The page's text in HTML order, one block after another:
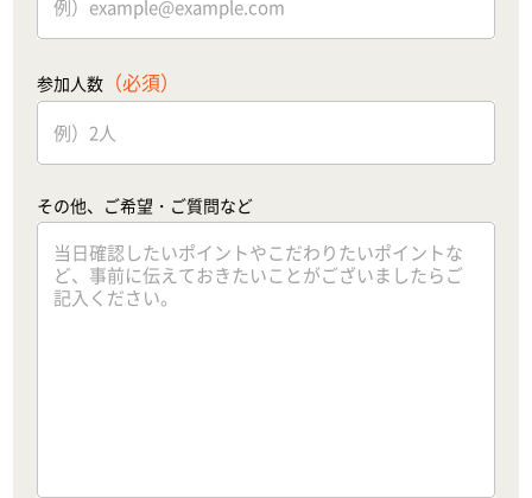
参加人数 （必須）
その他、ご希望・ご質問など